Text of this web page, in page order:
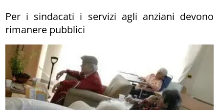
Per i sindacati i servizi agli anziani devono
rimanere pubblici